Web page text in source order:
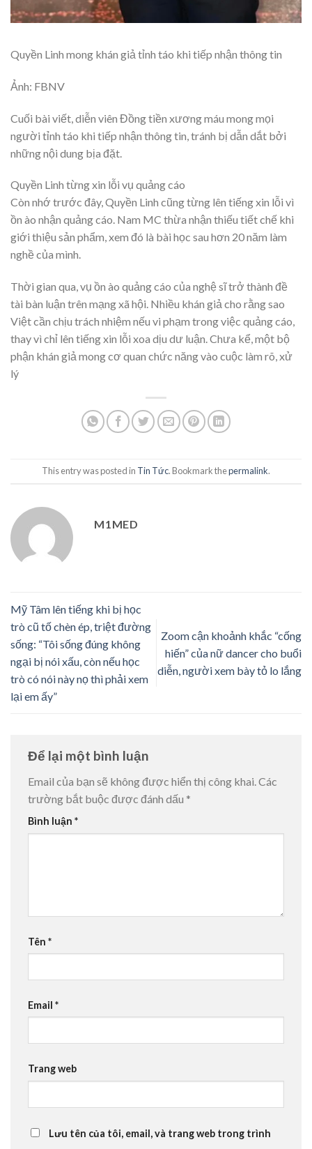
Quyền Linh mong khán giả tỉnh táo khi tiếp nhận thông tin
Ảnh: FBNV
Cuối bài viết, diễn viên Đồng tiền xương máu mong mọi
người tỉnh táo khi tiếp nhận thông tin, tránh bị dẫn dắt bởi
những nội dung bịa đặt.
Quyền Linh từng xin lỗi vụ quảng cáo
Còn nhớ trước đây, Quyền Linh cũng từng lên tiếng xin lỗi vì
ồn ào nhận quảng cáo. Nam MC thừa nhận thiếu tiết chế khi
giới thiệu sản phẩm, xem đó là bài học sau hơn 20 năm làm
nghề của mình.
Thời gian qua, vụ ồn ào quảng cáo của nghệ sĩ trở thành đề
tài bàn luận trên mạng xã hội. Nhiều khán giả cho rằng sao
Việt cần chịu trách nhiệm nếu vi phạm trong việc quảng cáo,
thay vì chỉ lên tiếng xin lỗi xoa dịu dư luận. Chưa kể, một bộ
phận khán giả mong cơ quan chức năng vào cuộc làm rõ, xử
lý
This entry was posted in Tin Tức. Bookmark thepermalink.
M1MED
Mỹ Tâm lên tiếng khi bị học
trò cũ tố chèn ép, triệt đường
sống: “Tôi sống đúng không
ngại bị nói xấu, còn nếu học
trò có nói này nọ thì phải xem
lại em ấy”
Zoom cận khoảnh khắc “cống
hiến” của nữ dancer cho buổi
diễn, người xem bày tỏ lo lắng
Để lại một bình luận
Email của bạn sẽ không được hiển thị công khai.Các
trường bắt buộc được đánh dấu *
Bình luận *
Tên *
Email *
Trang web
Lưu tên của tôi, email, và trang web trong trình